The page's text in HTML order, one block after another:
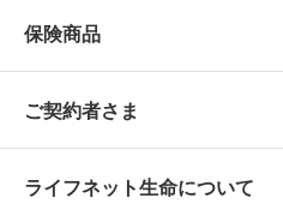
保険の選び方
保険選びで迷っている方はチェ
保険の基礎知識や選び方を解説
保険商品
保険商品一覧
万が一に備える
ご契約者さま
マイページ
ライフネット生命について